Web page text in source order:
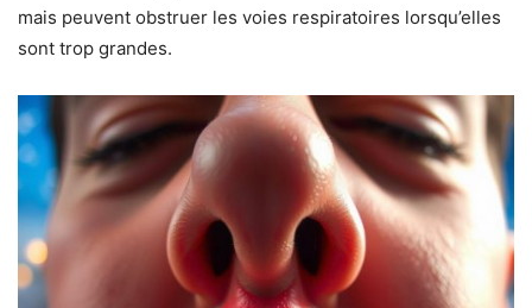
mais peuvent obstruer les voies respiratoires lorsqu’elles
sont trop grandes.